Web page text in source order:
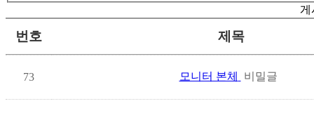
게
번호 제목
73 모니터 본체 비밀글